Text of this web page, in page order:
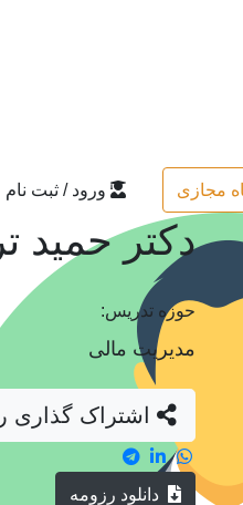
مجازی ورود / ثبت نام
دکتر حمید
حوزه تدریس:
مدیریت مالی
دانلود رزومه